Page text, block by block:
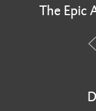
The Epic